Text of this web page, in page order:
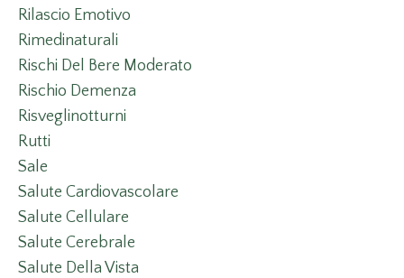
Rilascio Emotivo
Rimedinaturali
Rischi Del Bere Moderato
Rischio Demenza
Risveglinotturni
Rutti
Sale
Salute Cardiovascolare
Salute Cellulare
Salute Cerebrale
Salute Della Vista